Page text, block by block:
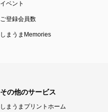
イベント
ご登録会員数
しまうまMemories
その他のサービス
しまうまプリントホーム